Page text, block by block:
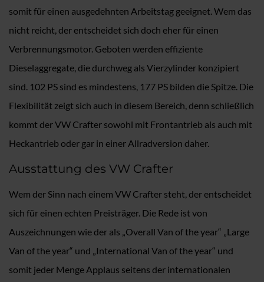
somit für einen ausgedehnten Arbeitstag geeignet. Wem das
nicht reicht, der entscheidet sich doch eher für einen
Verbrennungsmotor. Geboten werden effiziente
Dieselaggregate, die durchweg als Vierzylinder konzipiert
sind. 102 PS sind es mindestens, 177 PS bilden die Spitze. Die
Flexibilität zeigt sich auch in diesem Bereich, denn schließlich
kommt der VW Crafter sowohl mit Frontantrieb als auch mit
Heckantrieb oder gar in einer Allradversion daher.
Ausstattung des VW Crafter
Wem der Sinn nach einem VW Crafter steht, der entscheidet
sich für einen echten Preisträger. Die Rede ist von
Auszeichnungen wie der als „Overall Van of the year“ „Large
Van of the year“ und „International Van of the year“ und
somit jeder Menge Applaus seitens der internationalen